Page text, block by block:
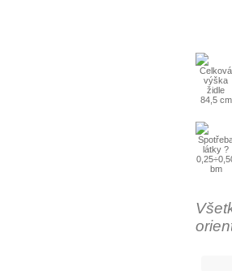
84,5 cm
bm